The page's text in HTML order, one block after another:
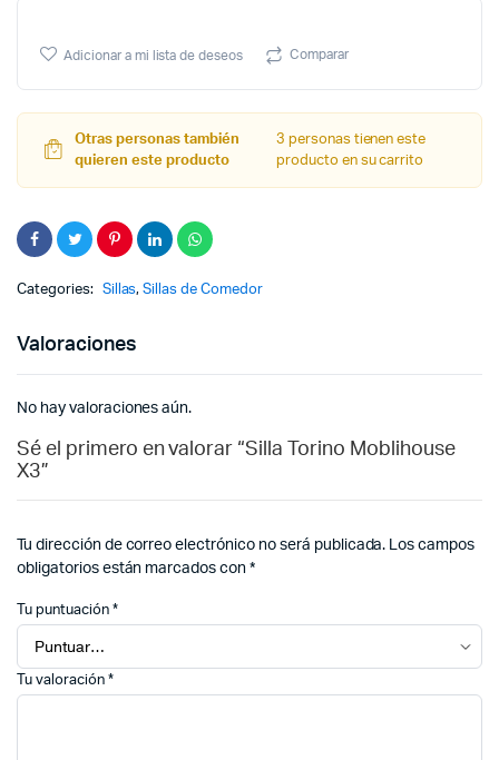
Adicionar a mi lista de deseos Comparar
Otras personas también
quieren este producto
3 personas tienen este
producto en su carrito
Categories: Sillas,Sillas de Comedor
Valoraciones
No hay valoraciones aún.
Sé el primero en valorar “Silla Torino Moblihouse
X3”
Tu dirección de correo electrónico no será publicada. Los campos
obligatorios están marcados con*
Tu puntuación *
Tu valoración *